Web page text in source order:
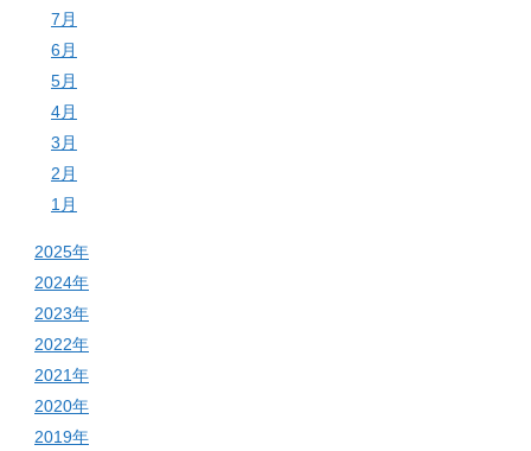
7月
6月
5月
4月
3月
2月
1月
2025年
2024年
2023年
2022年
2021年
2020年
2019年